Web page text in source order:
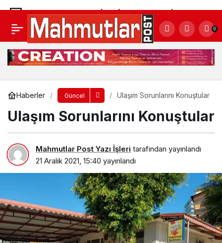
0
Haberler Güncel Ulaşım Sorunlarını Konuştular
Ulaşım Sorunlarını Konuştular
Mahmutlar Post Yazı İşleri tarafından yayınlandı
21 Aralık 2021, 15:40 yayınlandı
ALANYA BELEDİYESİ ASFALTTA YİNE REKOR
KIRDI
Yorum Yap Paylaş